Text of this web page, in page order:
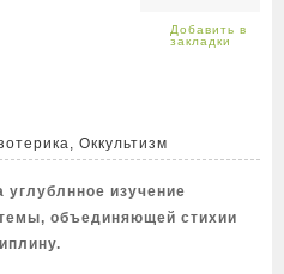
Оккультизм
углублнное изучение
объединяющей стихии